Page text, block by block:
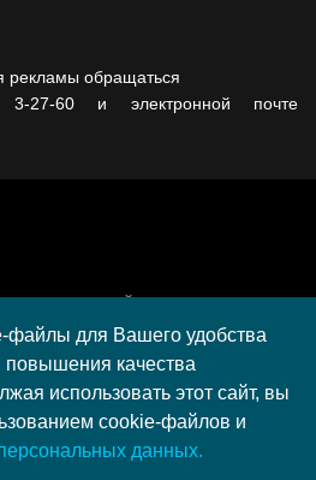
рекламы обращаться
60 и электронной почте
XIII Конкурса социальных и
ПАО "ЛУКОЙЛ" на территории
области в 2020 году
персональных данных
и продвижение S-Media group
политической газеты
файлы для Вашего удобства
повышения качества
использовать этот сайт, вы
cookie-файлов и
данных.